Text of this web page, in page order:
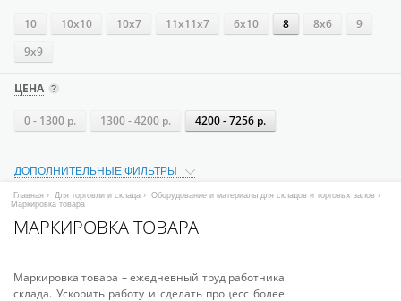
10 10х10 10х7 11х11х7 6х10 8 8х6
9
9х9
ЦЕНА
0 - 1300 р. 1300 - 4200 р. 4200 - 7256 р.
ДОПОЛНИТЕЛЬНЫЕ ФИЛЬТРЫ
Главная › Для торговли и склада › Оборудование и материалы для складов и торговых залов ›
Маркировка товара
МАРКИРОВКА ТОВАРА
Маркировка товара – ежедневный труд работника
склада. Ускорить работу и сделать процесс более